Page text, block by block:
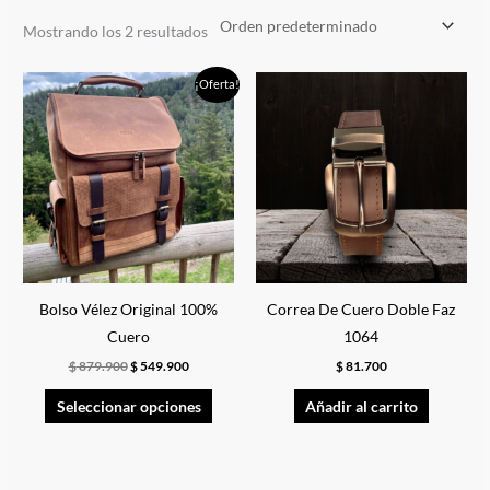
Mostrando los 2 resultados
¡Oferta!
Bolso Vélez Original 100%
Cuero
$879.900
El
precio
original
era:
$ 879.900.
$549.900
El
precio
actual
es:
$ 549.900.
Seleccionar opciones
Este
producto
tiene
múltiples
variantes.
Las
opciones
se
pueden
la
Correa De Cuero Doble Faz
1064
$81.700
Añadir al carrito